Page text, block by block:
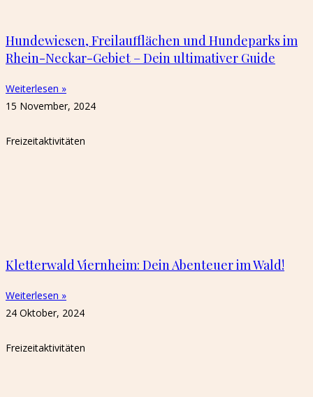
Hundewiesen, Freilaufflächen und Hundeparks im
Rhein-Neckar-Gebiet – Dein ultimativer Guide
Weiterlesen »
15 November, 2024
Freizeitaktivitäten
Kletterwald Viernheim: Dein Abenteuer im Wald!
Weiterlesen »
24 Oktober, 2024
Freizeitaktivitäten